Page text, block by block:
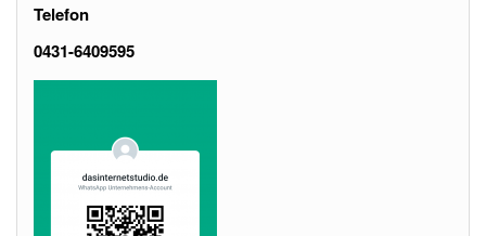
Telefon
0431-6409595